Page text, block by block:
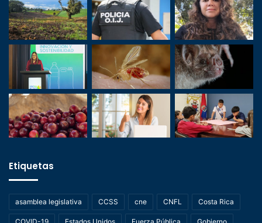
Etiquetas
asamblea legislativa CCSS cne CNFL Costa Rica